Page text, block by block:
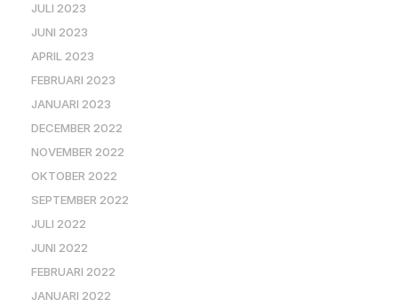
JULI 2023
JUNI 2023
APRIL 2023
FEBRUARI 2023
JANUARI 2023
DECEMBER 2022
NOVEMBER 2022
OKTOBER 2022
SEPTEMBER 2022
JULI 2022
JUNI 2022
FEBRUARI 2022
JANUARI 2022